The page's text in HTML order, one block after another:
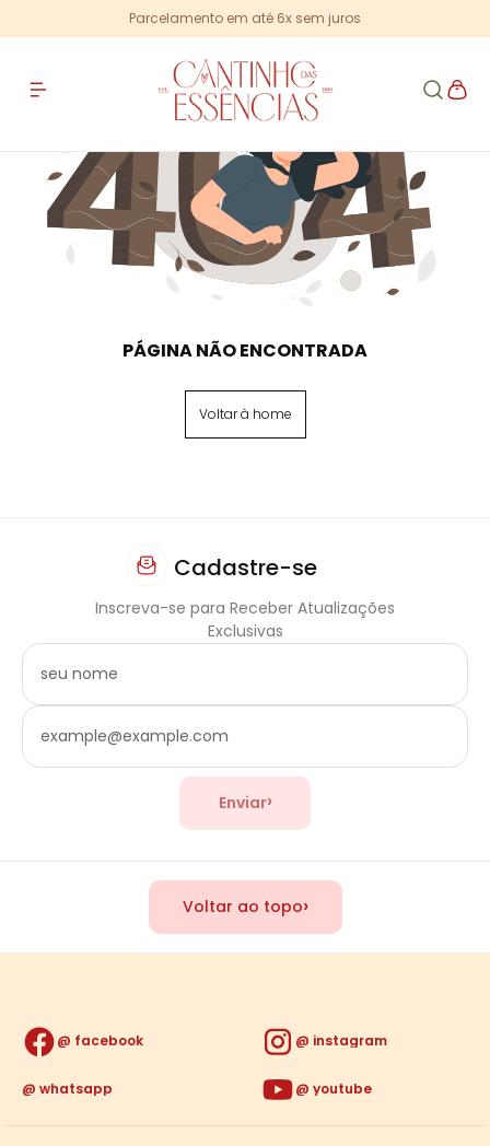
Parcelamento em até 6x sem juros
PÁGINA NÃO ENCONTRADA
Voltar à home
Cadastre-se
Inscreva-se para Receber Atualizações
Exclusivas
Enviar›
Voltar ao topo›
facebook instagram
whatsapp youtube